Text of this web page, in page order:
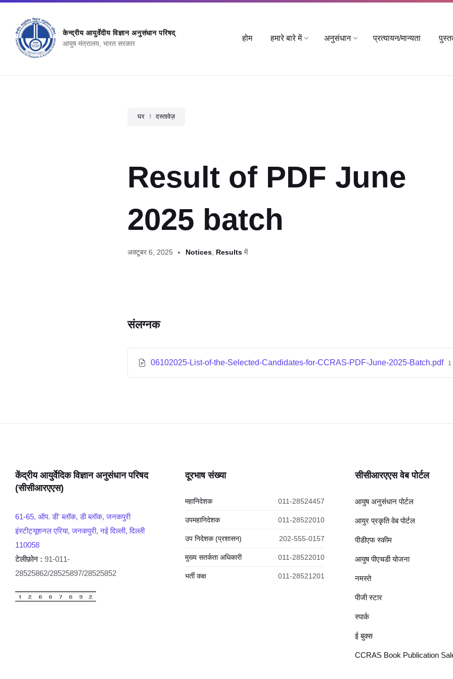
केन्‍द्रीय आयुर्वेदीय विज्ञान अनुसंधान परिषद्
आयुष मंत्रालय, भारत सरकार
होम हमारे बारे में अनुसंधान प्रत्यायन/मान्यता
घर दस्तावेज़
Result of PDF June
2025 batch
अक्टूबर 6, 2025 Notices Results में
संलग्नक
06102025-List-of-the-Selected-Candidates-for-CCRAS-PDF-June-2025-Batch.pdf 1
केंद्रीय आयुर्वेदिक विज्ञान अनुसंधान परिषद
(सीसीआरएएस)
61-65, ऑप. डी' ब्लॉक, डी ब्लॉक, जनकपुरी
इंस्टीट्यूशनल एरिया, जनकपुरी, नई दिल्ली, दिल्ली
110058
टेलीफ़ोन : 91-011-
28525862/28525897/28525852
दूरभाष संख्या
महानिदेशक 011-28524457
उपमहानिदेशक 011-28522010
उप निदेशक (प्रशासन) 202-555-0157
मुख्य सतर्कता अधिकारी 011-28522010
भर्ती कक्ष 011-28521201
सीसीआरएएस वेब पोर्टल
आयुष अनुसंधान पोर्टल
आयुर प्रकृति वेब पोर्टल
पीडीएफ स्कीम
आयुष पीएचडी योजना
नमस्ते
पीजी स्टार
स्पार्क
ई बुक्स
CCRAS Book Publication